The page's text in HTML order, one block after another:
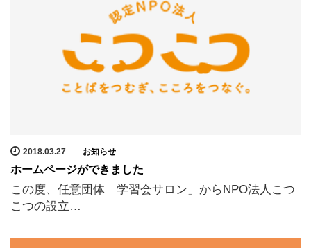
2018.03.27 お知らせ
ホームページができました
この度、任意団体「学習会サロン」からNPO法人こつ
こつの設立…